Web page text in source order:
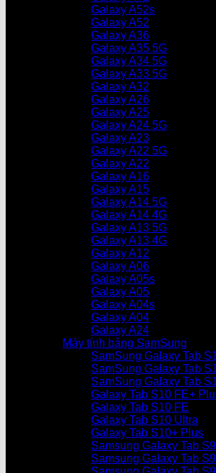
Galaxy A52s
Galaxy A52
Galaxy A36
Galaxy A35 5G
Galaxy A34 5G
Galaxy A33 5G
Galaxy A32
Galaxy A26
Galaxy A25
Galaxy A24 5G
Galaxy A23
Galaxy A22 5G
Galaxy A22
Galaxy A16
Galaxy A15
Galaxy A14 5G
Galaxy A14 4G
Galaxy A13 5G
Galaxy A13 4G
Galaxy A12
Galaxy A06
Galaxy A05s
Galaxy A05
Galaxy A04s
Galaxy A04
Galaxy A24
Máy tính bảng SamSung
SamSung Galaxy Tab
SamSung Galaxy Tab
SamSung Galaxy Tab
Galaxy Tab S10 FE+
Galaxy Tab S10 FE
Galaxy Tab S10 Ultra
Galaxy Tab S10+ Plus
Samsung Galaxy Tab
Samsung Galaxy Tab